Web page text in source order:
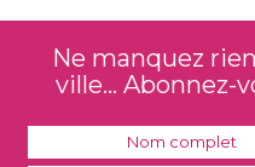
Ne manquez
ville... Abonnez-